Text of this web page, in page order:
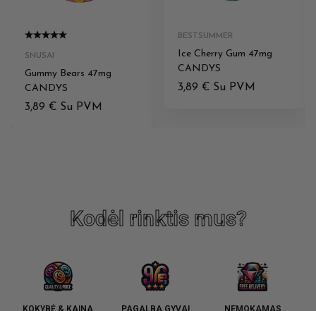
SNUSAI
Gummy Bears 47mg
CANDYS
3,89 € Su PVM
BESTSUMMER
Ice Cherry Gum 47mg
CANDYS
3,89 € Su PVM
Kodėl rinktis mus?
KOKYBĖ & KAINA PAGALBA GYVAI
NEMOKAMAS